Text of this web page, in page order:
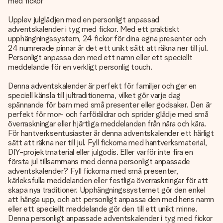
Upplev julglädjen med en personligt anpassad
adventskalender i tyg med fickor. Med ett praktiskt
upphängningssystem, 24 fickor för dina egna presenter och
24 numrerade pinnar är det ett unikt sätt att räkna ner till jul.
Personligt anpassa den med ett namn eller ett speciellt
meddelande för en verkligt personlig touch.
Denna adventskalender är perfekt för familjer och ger en
speciell känsla till jultraditionerna, vilket gör varje dag
spännande för barn med små presenter eller godsaker. Den är
perfekt för mor- och farföräldrar och sprider glädje med små
överraskningar eller hjärtliga meddelanden från nära och kära.
För hantverksentusiaster är denna adventskalender ett härligt
sätt att räkna ner till jul. Fyll fickorna med hantverksmaterial,
DIY-projektmaterial eller julgodis. Eller varför inte fira en
första jul tillsammans med denna personligt anpassade
adventskalender? Fyll fickorna med små presenter,
kärleksfulla meddelanden eller festliga överraskningar för att
skapa nya traditioner. Upphängningssystemet gör den enkel
att hänga upp, och att personligt anpassa den med hens namn
eller ett speciellt meddelande gör den till ett unikt minne.
Denna personligt anpassade adventskalender i tyg med fickor